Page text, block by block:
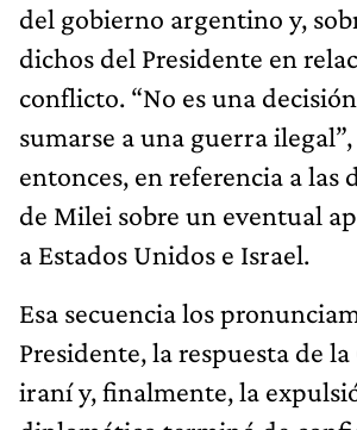
del gobierno argentino y,
dichos del Presidente en
conflicto. “No es una
sumarse a una guerra
entonces, en referencia a las
de Milei sobre un eventual
a Estados Unidos e Israel.
Esa secuencia los
Presidente, la respuesta de
iraní y, finalmente, la